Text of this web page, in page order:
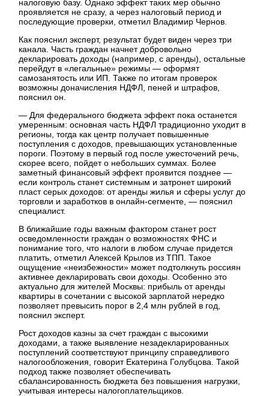
налоговую базу. Однако эффект таких мер обычно
проявляется не сразу, а через налоговый период и
последующие проверки, отметил Владимир Чернов.
Как пояснил эксперт, результат будет виден через три
канала. Часть граждан начнет добровольно
декларировать доходы (например, с аренды), остальные
перейдут в «легальные» режимы — оформят
самозанятость или ИП. Также по итогам проверок
возможны доначисления НДФЛ, пеней и штрафов,
пояснил он.
— Для федерального бюджета эффект пока останется
умеренным: основная часть НДФЛ традиционно уходит в
регионы, тогда как центр получает повышенные
поступления с доходов, превышающих установленные
пороги. Поэтому в первый год после ужесточений речь,
скорее всего, пойдет о небольших суммах. Более
заметный финансовый эффект проявится позднее —
если контроль станет системным и затронет широкий
пласт серых доходов: от аренды жилья и сферы услуг до
торговли и заработков в онлайн-сегменте, — пояснил
специалист.
В ближайшие годы важным фактором станет рост
осведомленности граждан о возможностях ФНС и
понимание того, что налоги в любом случае придется
платить, отметил Алексей Крылов из ТПП. Такое
ощущение «неизбежности» может подтолкнуть россиян
активнее декларировать свои доходы. Особенно это
актуально для жителей Москвы: прибыль от аренды
квартиры в сочетании с высокой зарплатой нередко
позволяет превысить порог в 2,4 млн рублей в год,
пояснил эксперт.
Рост доходов казны за счет граждан с высокими
доходами, а также выявление незадекларированных
поступлений соответствуют принципу справедливого
налогообложения, говорит Екатерина Голубцова. Такой
подход также позволяет обеспечивать
сбалансированность бюджета без повышения нагрузки,
учитывая интересы налогоплательщиков.